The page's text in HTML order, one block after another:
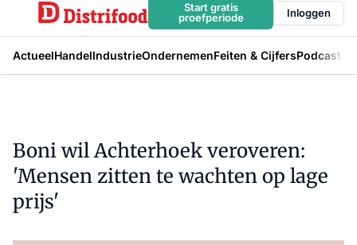
Start gratis
proefperiode
Inloggen
ActueelHandelIndustrieOndernemenFeiten & CijfersPodcast
Boni wil Achterhoek veroveren:
'Mensen zitten te wachten op lage
prijs'